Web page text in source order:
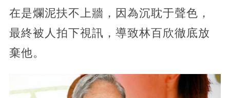
在是爛泥扶不上牆，因為沉耽于聲色，
最終被人拍下視訊，導致林百欣徹底放
棄他。